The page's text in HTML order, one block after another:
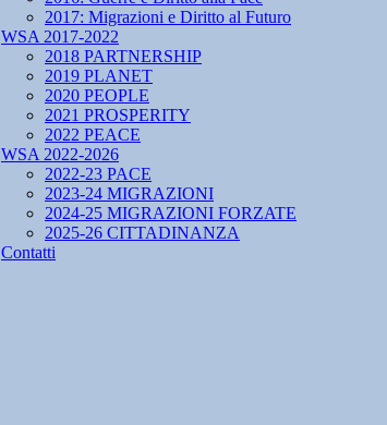
2017: Migrazioni e Diritto al Futuro
WSA 2017-2022
2018 PARTNERSHIP
2019 PLANET
2020 PEOPLE
2021 PROSPERITY
2022 PEACE
WSA 2022-2026
2022-23 PACE
2023-24 MIGRAZIONI
2024-25 MIGRAZIONI FORZATE
2025-26 CITTADINANZA
Contatti